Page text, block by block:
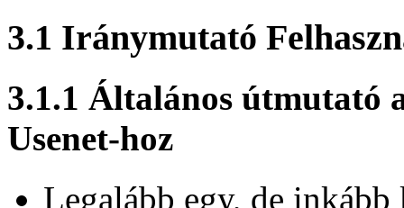
3.1 Iránymutató
3.1.1 Általános útmutató
Usenet-hoz
Legalább egy, de